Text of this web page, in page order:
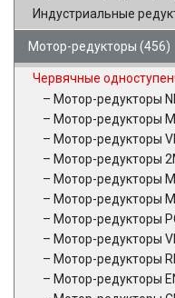
Индустриальные
Мотор-редукторы (456)
Червячные
Мотор-редукторы
Мотор-редукторы
Мотор-редукторы
Мотор-редукторы
Мотор-редукторы
Мотор-редукторы
Мотор-редукторы
Мотор-редукторы
Мотор-редукторы
Мотор-редукторы